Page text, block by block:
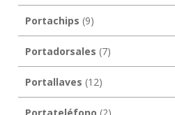
Portachips (9)
Portadorsales (7)
Portallaves (12)